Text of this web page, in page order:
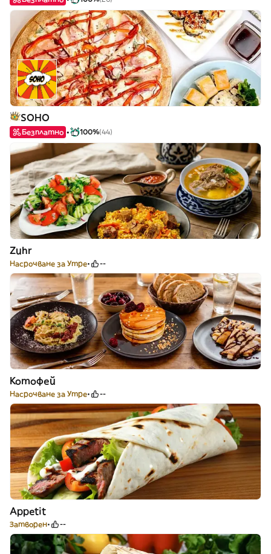
SOHO
Безплатно 100%(44)
Zuhr
Насрочване за Утре --
Котофей
Насрочване за Утре --
Appetit
Затворен --